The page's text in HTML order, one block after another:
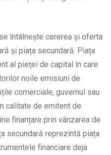
întâlnește cererea și oferta
și piața secundară. Piața
al pieţei de capital în care
noile emisiuni de
comerciale, guvernul sau
calitate de emitent de
finanțare prin vânzarea de
secundară reprezintă piața
financiare deja